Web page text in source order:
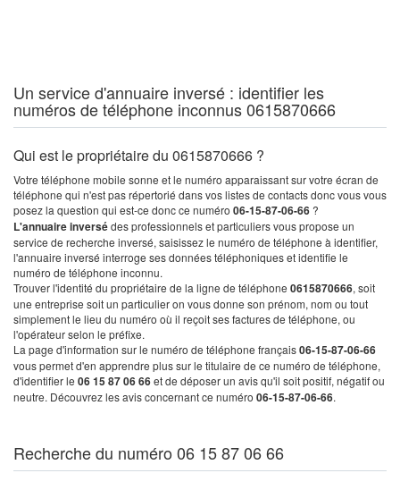
Un service d'annuaire inversé : identifier les
numéros de téléphone inconnus 0615870666
Qui est le propriétaire du 0615870666 ?
Votre téléphone mobile sonne et le numéro apparaissant sur votre écran de
téléphone qui n'est pas répertorié dans vos listes de contacts donc vous vous
posez la question qui est-ce donc ce numéro 06-15-87-06-66 ?
L'annuaire inversédes professionnels et particuliers vous propose un
service de recherche inversé, saisissez le numéro de téléphone à identifier,
l'annuaire inversé interroge ses données téléphoniques et identifie le
numéro de téléphone inconnu.
Trouver l'identité du propriétaire de la ligne de téléphone 0615870666, soit
une entreprise soit un particulier on vous donne son prénom, nom ou tout
simplement le lieu du numéro où il reçoit ses factures de téléphone, ou
l'opérateur selon le préfixe.
La page d'information sur le numéro de téléphone français06-15-87-06-66
vous permet d'en apprendre plus sur le titulaire de ce numéro de téléphone,
d'identifier le 06 15 87 06 66et de déposer un avis qu'il soit positif, négatif ou
neutre. Découvrez les avis concernant ce numéro 06-15-87-06-66.
Recherche du numéro 06 15 87 06 66